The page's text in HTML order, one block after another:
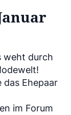
weht durch
das Ehepaar
im Forum